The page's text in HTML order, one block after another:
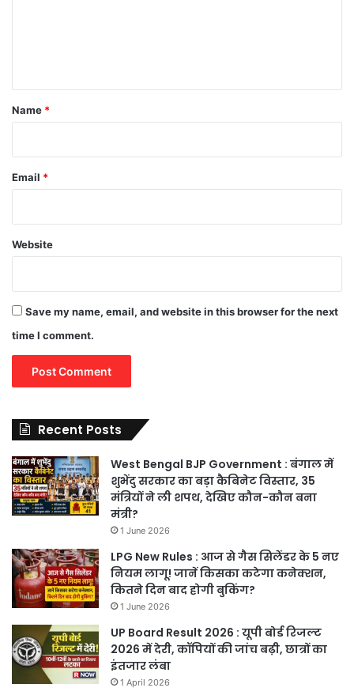
*
Name *
Email *
Website
Save my name, email, and website in this browser for the next
time I comment.
Recent Posts
West Bengal BJP Government : बंगाल में
शुभेंदु सरकार का बड़ा कैबिनेट विस्तार, 35
मंत्रियों ने ली शपथ, देखिए कौन-कौन बना
मंत्री?
1 June 2026
LPG New Rules : आज से गैस सिलेंडर के 5 नए
नियम लागू! जानें किसका कटेगा कनेक्शन,
कितने दिन बाद होगी बुकिंग?
1 June 2026
UP Board Result 2026 : यूपी बोर्ड रिजल्ट
2026 में देरी, कॉपियों की जांच बढ़ी, छात्रों का
इंतजार लंबा
1 April 2026